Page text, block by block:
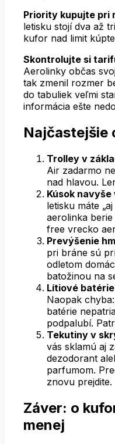
Priority kupujte pri
letisku stojí dva až
kufor nad limit
Skontrolujte si
Aerolinky občas
tak zmenil rozmer
do tabuliek veľmi
informácia ešte
Najčastejšie
Trolley v
Air zadarmo
nad hlavou.
Kúsok
letisku máte
aerolinka
free vrecko
Prevýšenie
pri bráne sú
odletom
batožinou na
Lítiové
Naopak
batérie
podpalubí.
Tekutiny v
vás sklamú aj
dezodorant
parfumom.
znovu prejdite.
Záver: o
menej